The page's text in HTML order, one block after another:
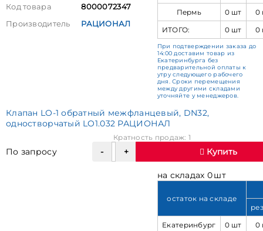
Код товара
8000072347
Производитель
РАЦИОНАЛ
Пермь
0 шт
0
ИТОГО:
0 шт 0
При подтверждении заказа до
14:00 доставим товар из
Екатеринбурга без
предварительной оплаты к
утру следующего рабочего
дня. Сроки перемещения
между другими складами
уточняйте у менеджеров.
Клапан LO-1 обратный межфланцевый, DN32,
одностворчатый LO1.032 РАЦИОНАЛ
По запросу
Кратность продаж: 1
Купить
на складах 0 шт
остаток на складе
Екатеринбург
0 шт
0